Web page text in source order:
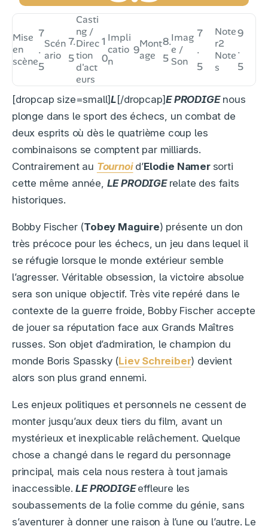
Mise
en
scène
7
.
5
Scén
ario
7.
5
Casti
ng /
Direc
tion
d'act
eurs
1
0
Impli
catio
n
9Mont
age
8.
5
Imag
e /
Son
7
.
5
Note
r2
Note
s
9
.
5
[dropcap size=small]L [/dropcap]E PRODIGEnous
plonge dans le sport des échecs, un combat de
deux esprits où dès le quatrième coup les
combinaisons se comptent par milliards.
Contrairement au Tournoi d’Elodie Namer sorti
cette même année, LE PRODIGE relate des faits
historiques.
Bobby Fischer (Tobey Maguire) présente un don
très précoce pour les échecs, un jeu dans lequel il
se réfugie lorsque le monde extérieur semble
l’agresser. Véritable obsession, la victoire absolue
sera son unique objectif. Très vite repéré dans le
contexte de la guerre froide, Bobby Fischer accepte
de jouer sa réputation face aux Grands Maîtres
russes. Son objet d’admiration, le champion du
monde Boris Spassky (Liev Schreiber) devient
alors son plus grand ennemi.
Les enjeux politiques et personnels ne cessent de
monter jusqu’aux deux tiers du film, avant un
mystérieux et inexplicable relâchement. Quelque
chose a changé dans le regard du personnage
principal, mais cela nous restera à tout jamais
inaccessible.LE PRODIGEeffleure les
soubassements de la folie comme du génie, sans
s’aventurer à donner une raison à l’une ou l’autre. Le